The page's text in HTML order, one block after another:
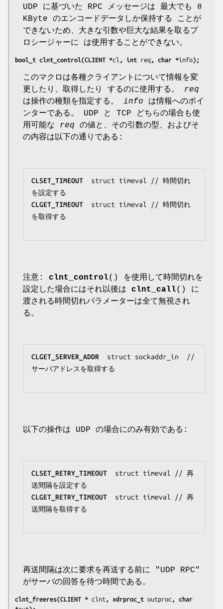
UDP に基づいた RPC メッセージは 最大でも 8
KByte のエンコードデータしか保持する ことが
できないため、大きな引数や巨大な結果を取るプ
ロシージャーに は使用することができない。
bool_t clnt_control(CLIENT *cl , int req , char *info);
このマクロは各種クライアントについて情報を変
更したり、取得したり するのに使用する。 req
は操作の種類を指定する。 info は情報へのポイ
ンターである。 UDP と TCP どちらの場合も使
用可能な req の値と、その引数の型、およびそ
の内容は以下の通りである:
CLSET_TIMEOUT struct timeval
// 時間切れ
CLGET_TIMEOUT
struct timeval
// 時間切れ
を取得する
注意: clnt_control() を使用して時間切れを
設定した場合にはそれ以後は clnt_call() に
渡される時間切れパラメーターは全て無視され
る。
CLGET_SERVER_ADDR struct sockaddr_in
//
サーバアドレスを取得する
以下の操作は UDP の場合にのみ有効である:
CLSET_RETRY_TIMEOUT struct timeval
// 再
CLGET_RETRY_TIMEOUT
struct timeval
// 再
送間隔を取得する
再送間隔は次に要求を再送する前に "UDP RPC"
がサーバの回答を待つ時間である。
clnt_freeres(CLIENT * clnt , xdrproc_t outproc , char